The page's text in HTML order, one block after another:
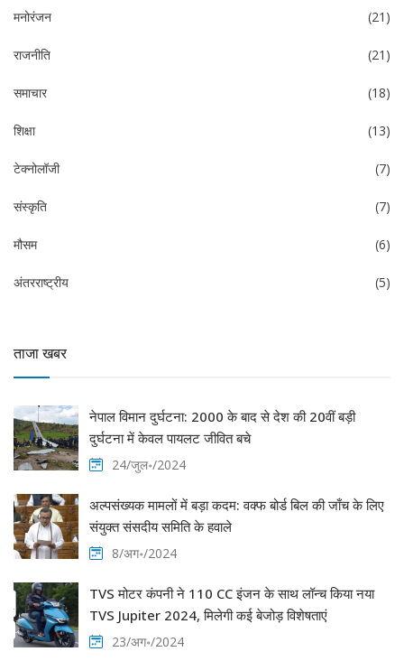
मनोरंजन (21)
राजनीति (21)
समाचार (18)
शिक्षा (13)
टेक्नोलॉजी (7)
संस्कृति (7)
मौसम (6)
अंतरराष्ट्रीय (5)
ताजा खबर
नेपाल विमान दुर्घटना: 2000 के बाद से देश की 20वीं बड़ी
दुर्घटना में केवल पायलट जीवित बचे
24/जुल॰/2024
अल्पसंख्यक मामलों में बड़ा कदम: वक्फ बोर्ड बिल की जाँच के लिए
संयुक्त संसदीय समिति के हवाले
8/अग॰/2024
TVS मोटर कंपनी ने 110 CC इंजन के साथ लॉन्च किया नया
TVS Jupiter 2024, मिलेगी कई बेजोड़ विशेषताएं
23/अग॰/2024